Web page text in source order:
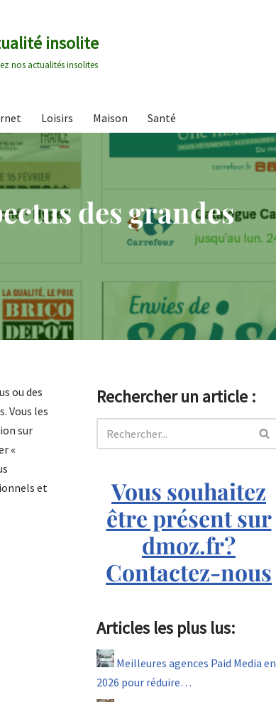
insolite
nos actualités insolites
Loisirs Maison Santé
des grandes
ou des
Vous les
sur
«
et
Rechercher un article :
Vous souhaitez
être présent sur
dmoz.fr?
Contactez-nous
Articles les plus lus:
Meilleures agences Paid Media en
2026 pour réduire…